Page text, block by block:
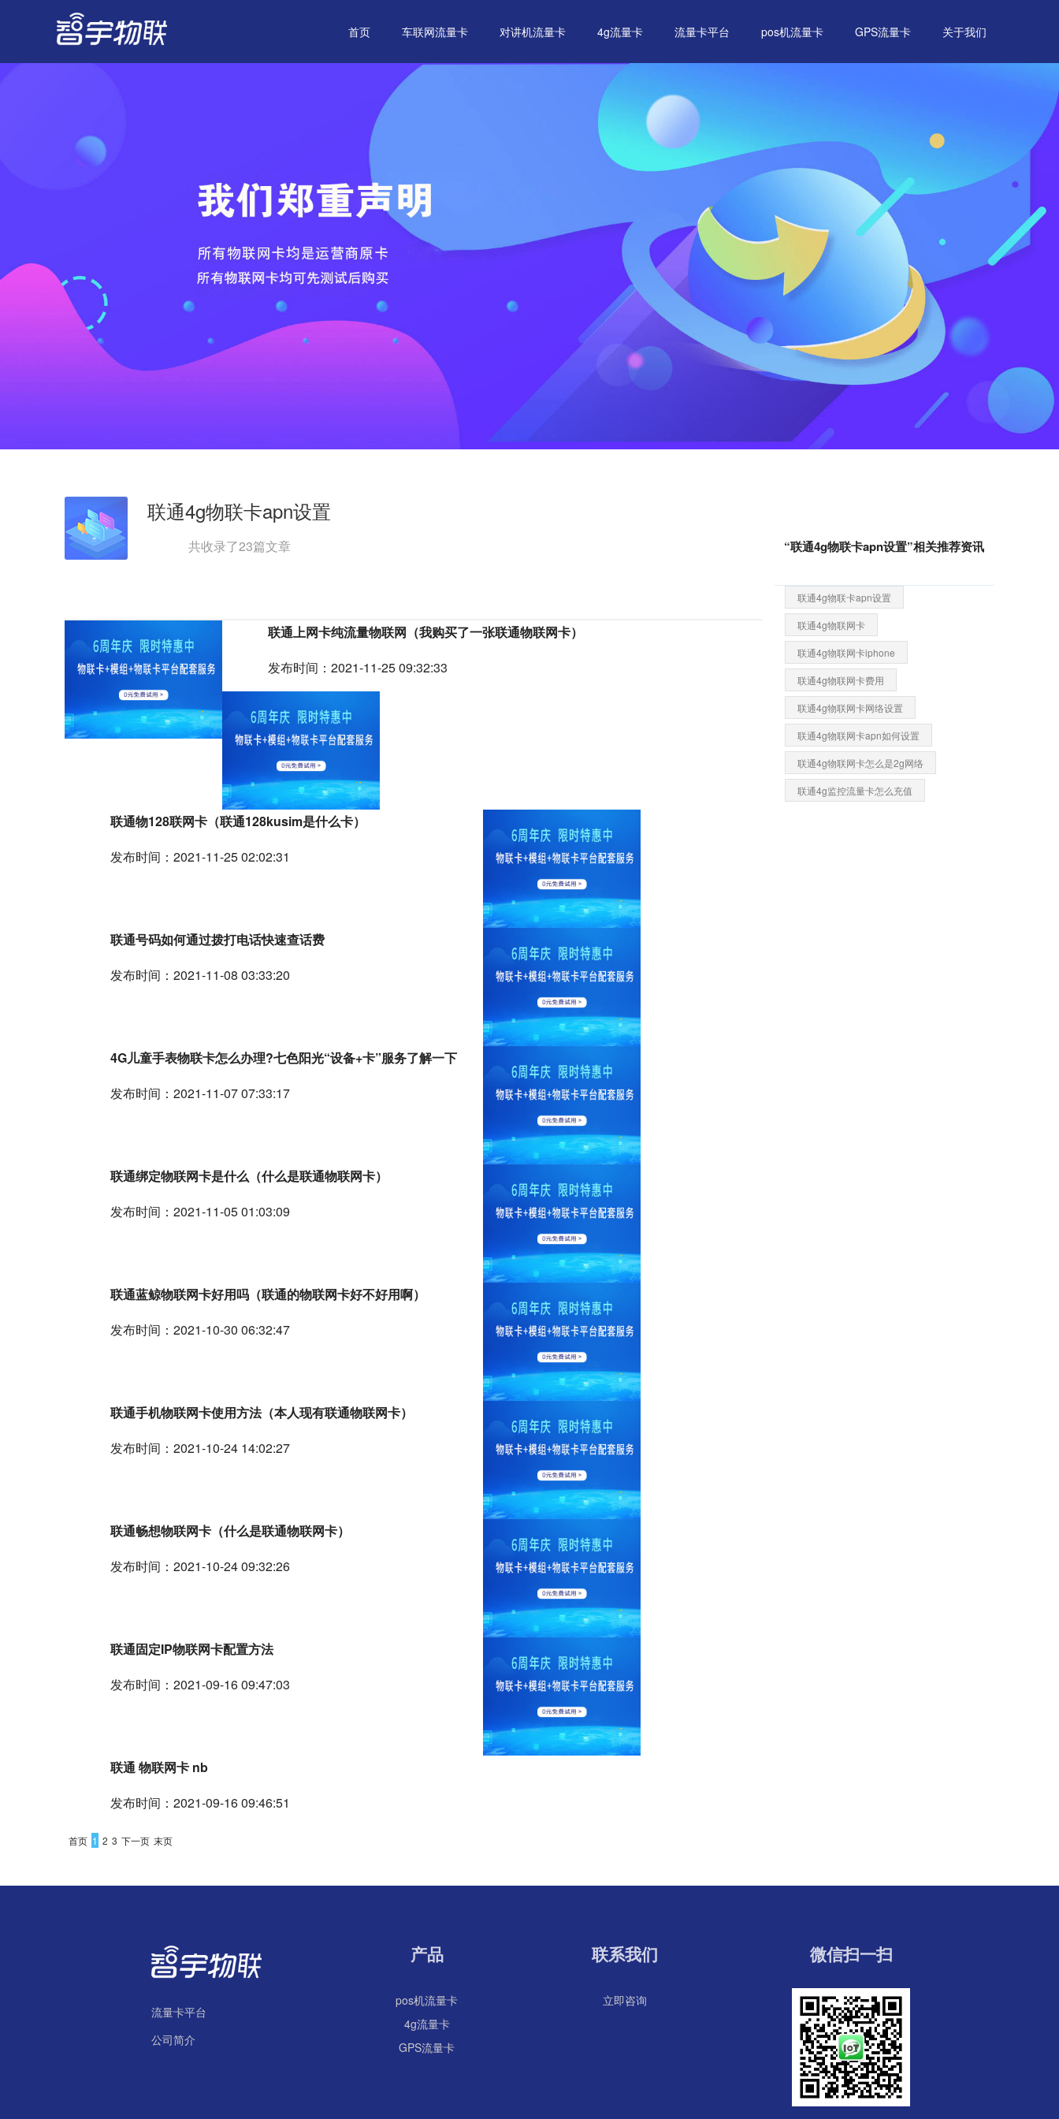
首页 车联网流量卡 对讲机流量卡 4g流量卡 流量卡平台 pos机流量卡 GPS流量卡 关于我们
联通4g物联卡apn设置
共收录了23篇文章
联通上网卡纯流量物联网（我购买了一张联通物联网卡）
发布时间：2021-11-25 09:32:33
联通物128联网卡（联通128kusim是什么卡）
发布时间：2021-11-25 02:02:31
联通号码如何通过拨打电话快速查话费
发布时间：2021-11-08 03:33:20
4G儿童手表物联卡怎么办理?七色阳光“设备+卡”服务了解一下
发布时间：2021-11-07 07:33:17
联通绑定物联网卡是什么（什么是联通物联网卡）
发布时间：2021-11-05 01:03:09
联通蓝鲸物联网卡好用吗（联通的物联网卡好不好用啊）
发布时间：2021-10-30 06:32:47
联通手机物联网卡使用方法（本人现有联通物联网卡）
发布时间：2021-10-24 14:02:27
联通畅想物联网卡（什么是联通物联网卡）
发布时间：2021-10-24 09:32:26
联通固定IP物联网卡配置方法
发布时间：2021-09-16 09:47:03
联通 物联网卡 nb
发布时间：2021-09-16 09:46:51
首页 1 2 3 下一页 末页
“联通4g物联卡apn设置”相关推荐资讯
联通4g物联卡apn设置
联通4g物联网卡
联通4g物联网卡iphone
联通4g物联网卡费用
联通4g物联网卡网络设置
联通4g物联网卡apn如何设置
联通4g物联网卡怎么是2g网络
联通4g监控流量卡怎么充值
流量卡平台
公司简介
产品
pos机流量卡
4g流量卡
GPS流量卡
联系我们
立即咨询
微信扫一扫